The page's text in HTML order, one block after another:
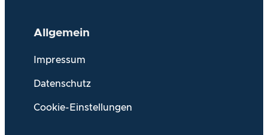
Allgemein
Impressum
Datenschutz
Cookie-Einstellungen